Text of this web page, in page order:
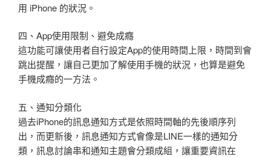
用 iPhone 的狀況。
四、App使用限制、避免成癮
這功能可讓使用者自行設定App的使用時間上限，時間到會
跳出提醒，讓自己更加了解使用手機的狀況，也算是避免
手機成癮的一方法。
五、通知分類化
過去iPhone的訊息通知方式是依照時間軸的先後順序列
出，而更新後，訊息通知方式會像是LINE一樣的通知分
類，訊息討論串和通知主題會分類成組，讓重要資訊在